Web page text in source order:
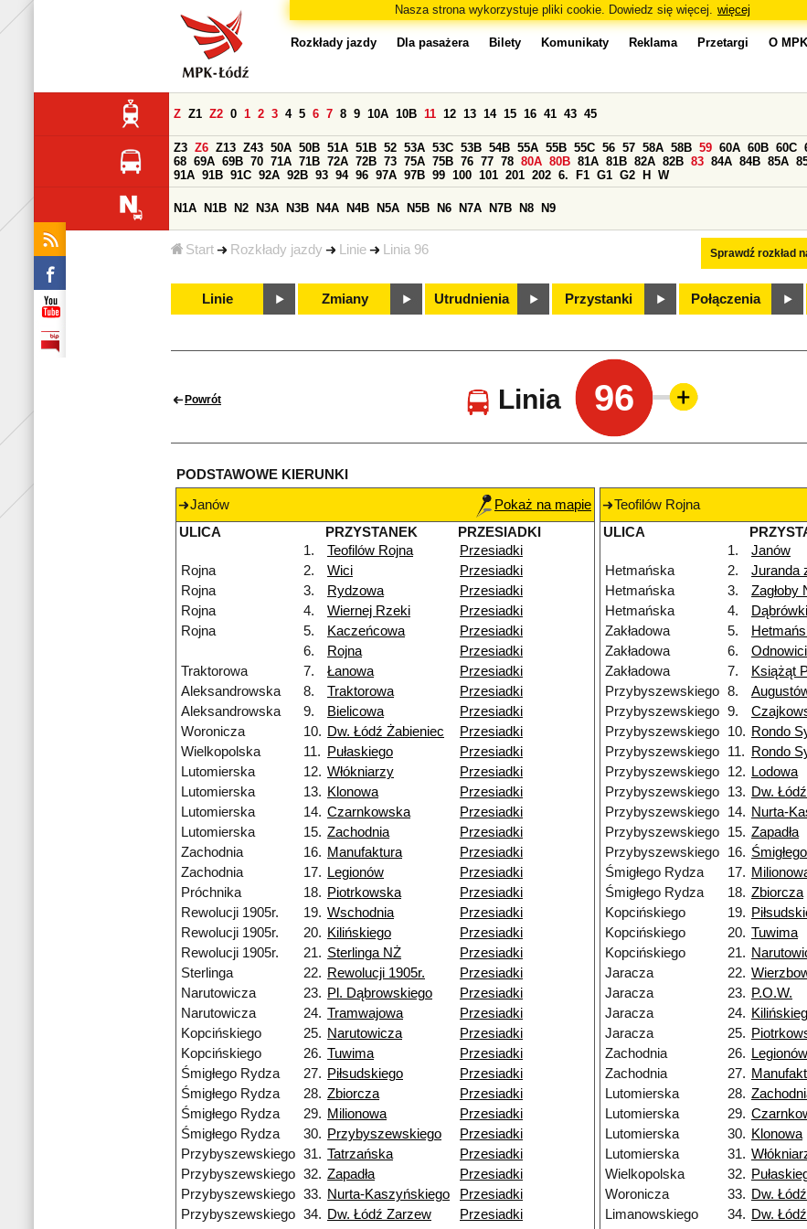
Nasza strona wykorzystuje pliki cookie. Dowiedz się więcej. więcej
Start Rozkłady jazdy Linie Linia 96
Rozkłady jazdy Dla pasażera Bilety Komunikaty Reklama Przetargi O MPK
Sprawdź rozkład
Z Z1 Z2 0 1 2 3 4 5 6 7 8 9 10A 10B 11 12 13 14 15 16 41 43 45
Z3 Z6 Z13 Z43 50A 50B 51A 51B 52 53A 53C 53B 54B 55A 55B 55C 56 57 58A 58B 59 60A 60B 60C
68 69A 69B 70 71A 71B 72A 72B 73 75A 75B 76 77 78 80A 80B 81A 81B 82A 82B 83 84A 84B 85A
91A 91B 91C 92A 92B 93 94 96 97A 97B 99 100 101 201 202 6. F1 G1 G2 H W
N1A N1B N2 N3A N3B N4A N4B N5A N5B N6 N7A N7B N8 N9
Linie Zmiany Utrudnienia Przystanki Połączenia
Powrót Linia 96
PODSTAWOWE KIERUNKI
Janów
Pokaż na mapie
ULICA
PRZYSTANEK
PRZESIADKI
1.
Teofilów Rojna
Przesiadki
Rojna
2. Wici
Przesiadki
Rojna
3. Rydzowa
Przesiadki
Rojna
4. Wiernej Rzeki
Przesiadki
Rojna
5. Kaczeńcowa
Przesiadki
6.
Rojna
Przesiadki
Traktorowa
7. Łanowa
Przesiadki
Aleksandrowska
8. Traktorowa
Przesiadki
Aleksandrowska
9. Bielicowa
Przesiadki
Woronicza
10. Dw. Łódź Żabieniec
Przesiadki
Wielkopolska
11. Pułaskiego
Przesiadki
Lutomierska
12. Włókniarzy
Przesiadki
Lutomierska
13. Klonowa
Przesiadki
Lutomierska
14. Czarnkowska
Przesiadki
Lutomierska
15. Zachodnia
Przesiadki
Zachodnia
16. Manufaktura
Przesiadki
Zachodnia
17. Legionów
Przesiadki
Próchnika
18. Piotrkowska
Przesiadki
Rewolucji 1905r.
19. Wschodnia
Przesiadki
Rewolucji 1905r.
20. Kilińskiego
Przesiadki
Rewolucji 1905r.
21. Sterlinga NŻ
Przesiadki
Sterlinga
22. Rewolucji 1905r.
Przesiadki
Narutowicza
23. Pl. Dąbrowskiego
Przesiadki
Narutowicza
24. Tramwajowa
Przesiadki
Kopcińskiego
25. Narutowicza
Przesiadki
Kopcińskiego
26. Tuwima
Przesiadki
Śmigłego Rydza
27. Piłsudskiego
Przesiadki
Śmigłego Rydza
28. Zbiorcza
Przesiadki
Śmigłego Rydza
29. Milionowa
Przesiadki
Śmigłego Rydza
30. Przybyszewskiego
Przesiadki
Przybyszewskiego 31. Tatrzańska
Przesiadki
Przybyszewskiego 32. Zapadła
Przesiadki
Przybyszewskiego 33. Nurta-Kaszyńskiego
Przesiadki
Przybyszewskiego 34. Dw. Łódź Zarzew
Przesiadki
Teofilów Rojna
ULICA
1.
Janów
Hetmańska
2. Juranda
Hetmańska
3. Zagłoby
Hetmańska
4. Dąbrówki
Zakładowa
5.
Zakładowa
6.
Zakładowa
7. Książąt
Przybyszewskiego 8.
Przybyszewskiego 9.
Przybyszewskiego
10. Rondo
Przybyszewskiego
11. Rondo
Przybyszewskiego
12. Lodowa
Przybyszewskiego
13. Dw.
Przybyszewskiego
14. Nurta-
Przybyszewskiego
15. Zapadła
Przybyszewskiego
16.
Śmigłego Rydza
17.
Śmigłego Rydza
18. Zbiorcza
Kopcińskiego
19.
Kopcińskiego
20. Tuwima
Kopcińskiego
21.
Jaracza
22.
Jaracza
23. P.O.W.
Jaracza
24.
Jaracza
25.
Zachodnia
26. Legionów
Zachodnia
27.
Lutomierska
28.
Lutomierska
29.
Lutomierska
30. Klonowa
Lutomierska
31.
Wielkopolska
32.
Woronicza
33. Dw.
Limanowskiego
34. Dw.